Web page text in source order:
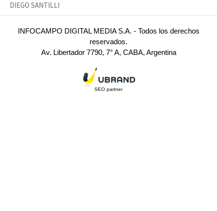
DIEGO SANTILLI
INFOCAMPO DIGITAL MEDIA S.A. - Todos los derechos
reservados.
Av. Libertador 7790, 7° A, CABA, Argentina
SEO partner